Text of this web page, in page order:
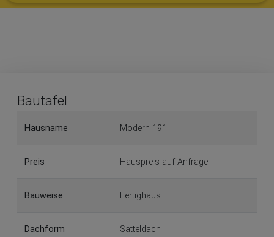
Bautafel
Hausname Modern 191
Preis Hauspreis auf Anfrage
Bauweise Fertighaus
Dachform Satteldach